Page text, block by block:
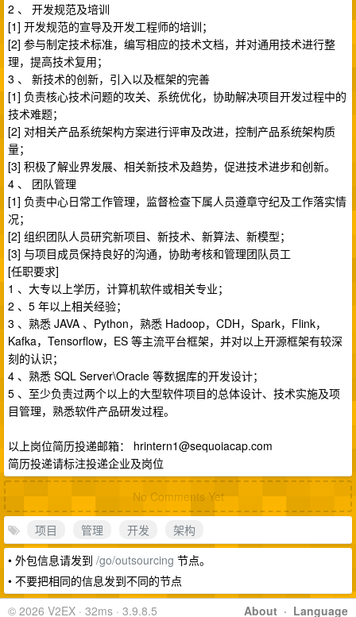
2 、 开发规范及培训
[1] 开发规范的宣导及开发工程师的培训；
[2] 参与制定技术标准，编写相应的技术文档，并对通用技术进行整
理，提高技术复用；
3 、 新技术的创新，引入以及框架的完善
[1] 负责核心技术问题的攻关、系统优化，协助解决项目开发过程中的
技术难题；
[2] 对相关产品系统架构方案进行评审及改进，控制产品系统架构质
量；
[3] 积极了解业界发展、相关新技术及趋势，促进技术进步和创新。
4 、 团队管理
[1] 负责中心日常工作管理，监督检查下属人员遵章守纪及工作落实情
况；
[2] 组织团队人员研究新项目、新技术、新算法、新模型；
[3] 与项目成员保持良好的沟通，协助考核和管理团队员工
[任职要求]
1 、大专以上学历，计算机软件或相关专业；
2 、5 年以上相关经验；
3 、熟悉 JAVA 、Python，熟悉 Hadoop，CDH，Spark，Flink，
Kafka，Tensorflow，ES 等主流平台框架，并对以上开源框架有较深
刻的认识；
4 、熟悉 SQL Server\Oracle 等数据库的开发设计；
5 、至少负责过两个以上的大型软件项目的总体设计、技术实施及项
目管理，熟悉软件产品研发过程。
以上岗位简历投递邮箱： hrintern1@sequoiacap.com
简历投递请标注投递企业及岗位
No Comments Yet
项目 管理 开发
架构
• 外包信息请发到 /go/outsourcing 节点。
• 不要把相同的信息发到不同的节点
About · Language
© 2026 V2EX · 32ms · 3.9.8.5